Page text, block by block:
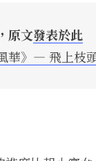
原文發表於此
華》— 飛上枝